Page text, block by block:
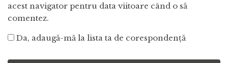
acest navigator pentru data viitoare când o să
comentez.
Da, adaugă-mă la lista ta de corespondență